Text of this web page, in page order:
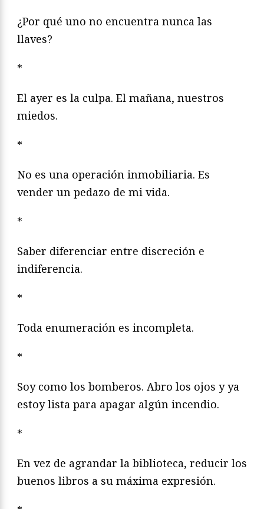
¿Por qué uno no encuentra nunca las
llaves?
*
El ayer es la culpa. El mañana, nuestros
miedos.
*
No es una operación inmobiliaria. Es
vender un pedazo de mi vida.
*
Saber diferenciar entre discreción e
indiferencia.
*
Toda enumeración es incompleta.
*
Soy como los bomberos. Abro los ojos y ya
estoy lista para apagar algún incendio.
*
En vez de agrandar la biblioteca, reducir los
buenos libros a su máxima expresión.